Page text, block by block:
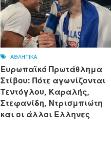
ΑΘΛΗΤΙΚΑ
Ευρωπαϊκό Πρωτάθλημα
Στίβου: Πότε αγωνίζονται
Τεντόγλου, Καραλής,
Στεφανίδη, Ντρισμπιώτη
και οι άλλοι Ελληνες